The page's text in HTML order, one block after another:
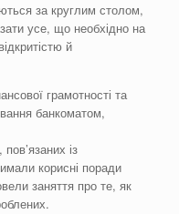
за круглим столом,
усе, що необхідно на
й
грамотності та
банкоматом,
із
корисні поради
заняття про те, як